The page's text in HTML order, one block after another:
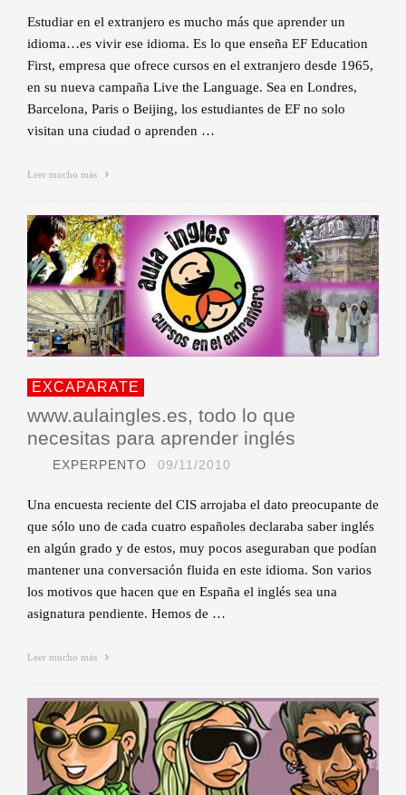
Estudiar en el extranjero es mucho más que aprender un
idioma…es vivir ese idioma. Es lo que enseña EF Education
First, empresa que ofrece cursos en el extranjero desde 1965,
en su nueva campaña Live the Language. Sea en Londres,
Barcelona, Paris o Beijing, los estudiantes de EF no solo
visitan una ciudad o aprenden …
Leer mucho más
EXCAPARATE
www.aulaingles.es, todo lo que
necesitas para aprender inglés
EXPERPENTO 09/11/2010
Una encuesta reciente del CIS arrojaba el dato preocupante de
que sólo uno de cada cuatro españoles declaraba saber inglés
en algún grado y de estos, muy pocos aseguraban que podían
mantener una conversación fluida en este idioma. Son varios
los motivos que hacen que en España el inglés sea una
asignatura pendiente. Hemos de …
Leer mucho más